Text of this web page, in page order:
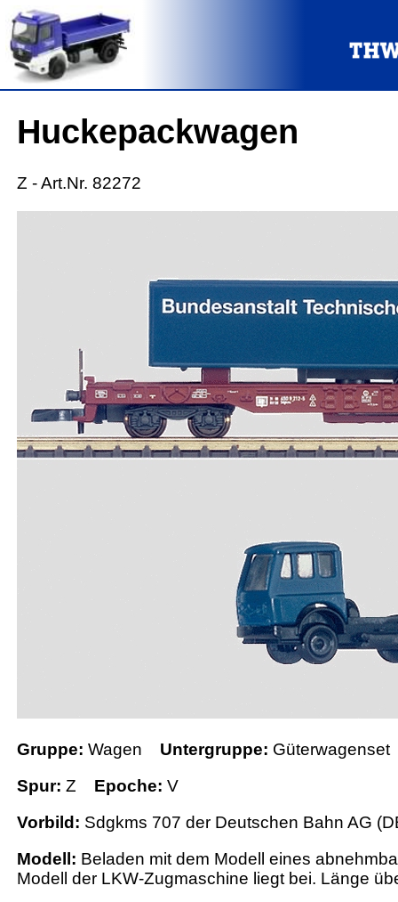
Huckepackwagen
Z - Art.Nr. 82272
Gruppe: Wagen Untergruppe: Güterwagenset
Spur: Z Epoche: V
Vorbild: Sdgkms 707 der Deutschen Bahn AG
Modell: Beladen mit dem Modell eines
Modell der LKW-Zugmaschine liegt bei. Länge